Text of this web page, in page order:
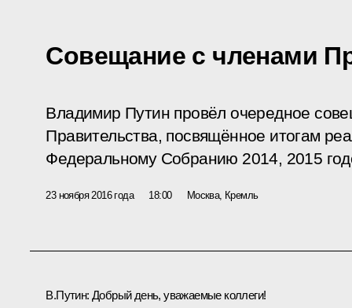
Совещание с членами
Владимир Путин провёл очередное
Правительства, посвящённое итогам
Федеральному Собранию 2014, 2015
23 ноября 2016 года 18:00 Москва, Кремль
В.Путин: Добрый день, уважаемые коллеги!